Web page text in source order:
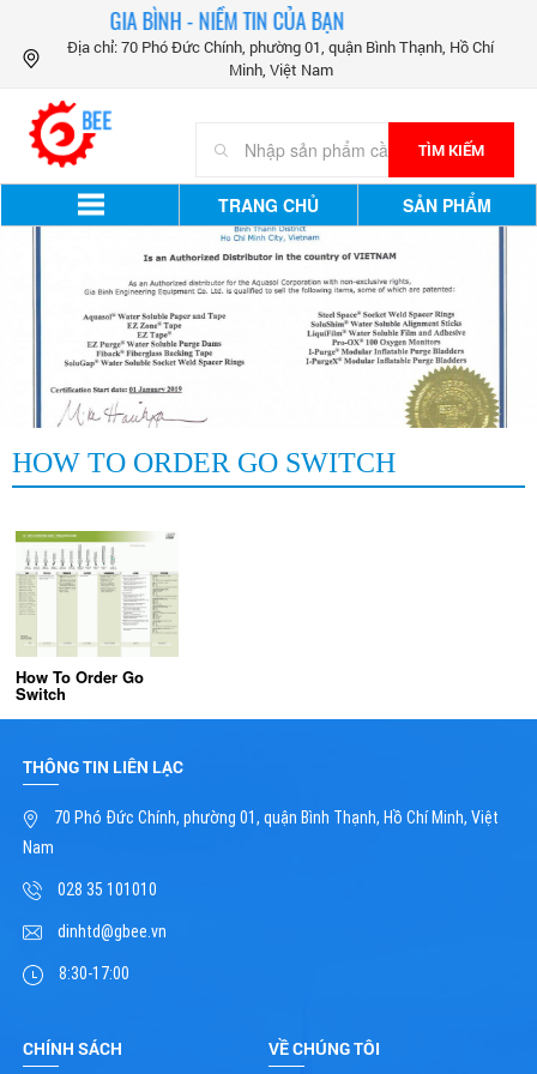
GIA BÌNH - NIỀM TIN CỦA BẠN
Địa chỉ: 70 Phó Đức Chính, phường 01, quận Bình Thạnh, Hồ Chí
Minh, Việt Nam
TÌM KIẾM
TRANG CHỦ SẢN PHẨM
HOW TO ORDER GO SWITCH
How To Order Go
Switch
THÔNG TIN LIÊN LẠC
70 Phó Đức Chính, phường 01, quận Bình Thạnh, Hồ Chí Minh, Việt
Nam
028 35 101010
dinhtd@gbee.vn
8:30-17:00
CHÍNH SÁCH VỀ CHÚNG TÔI